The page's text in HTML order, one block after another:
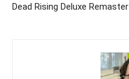
Dead Rising Deluxe Remaster